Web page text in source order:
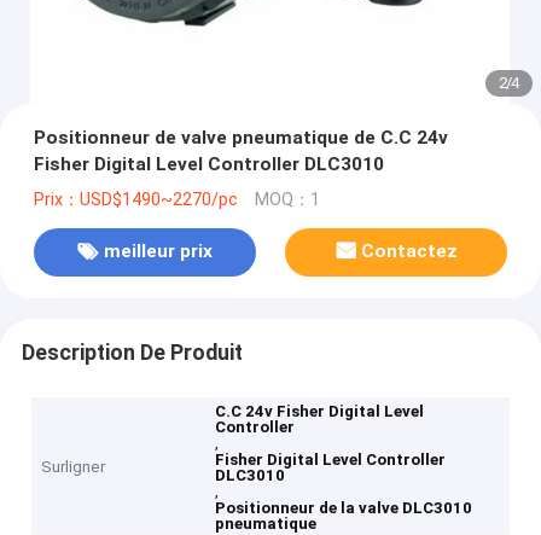
2/4
Positionneur de valve pneumatique de C.C 24v
Fisher Digital Level Controller DLC3010
Prix：USD$1490~2270/pc MOQ：1
meilleur prix Contactez
Description De Produit
Surligner
C.C 24v Fisher Digital Level
Controller
,
Fisher Digital Level Controller
DLC3010
,
Positionneur de la valve DLC3010
pneumatique